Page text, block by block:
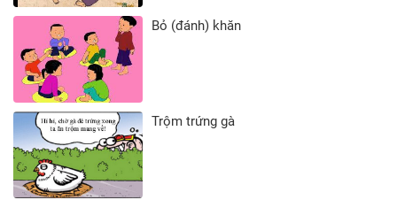
Bỏ (đánh) khăn
Trộm trứng gà